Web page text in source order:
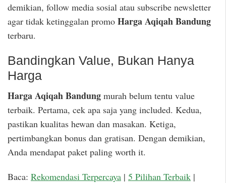
demikian, follow media sosial atau subscribe newsletter
agar tidak ketinggalan promo Harga Aqiqah Bandung
terbaru.
Bandingkan Value, Bukan Hanya
Harga
Harga Aqiqah Bandung murah belum tentu value
terbaik. Pertama, cek apa saja yang included. Kedua,
pastikan kualitas hewan dan masakan. Ketiga,
pertimbangkan bonus dan gratisan. Dengan demikian,
Anda mendapat paket paling worth it.
Baca: Rekomendasi Terpercaya | 5 Pilihan Terbaik |